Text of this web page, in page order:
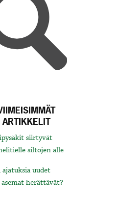
ARTIKKELIT
siirtyvät
siltojen alle
uudet
herättävät?